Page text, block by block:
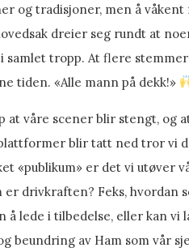
og tradisjoner, men å
dreier seg rundt at
samlet tropp. At flere
tiden. «Alle mann på dekk!»
våre scener blir stengt, og
blir tatt ned tror vi
«publikum» er det vi utøver
drivkraften? Feks,
lede i tilbedelse, eller kan vi
beundring av Ham som vår